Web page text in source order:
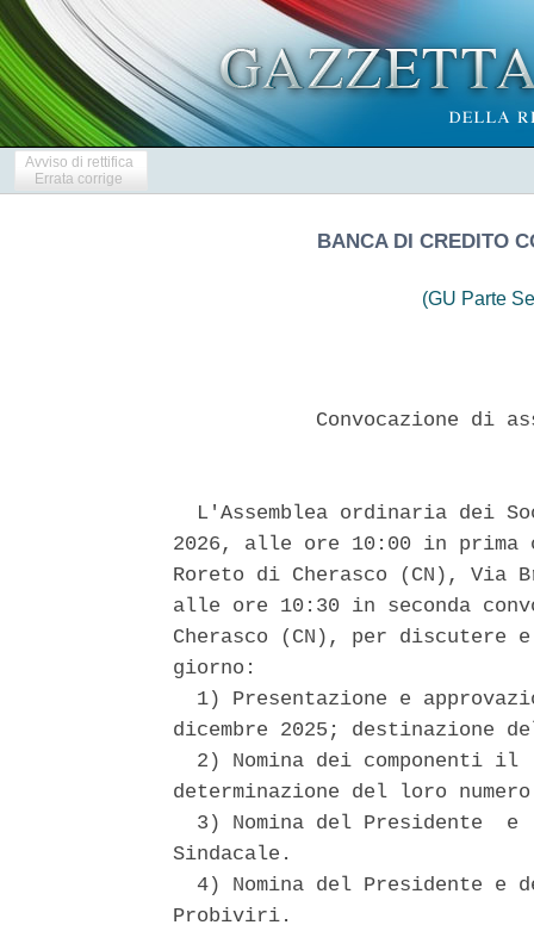
Avviso di rettifica
Errata corrige
BANCA DI CREDITO
(GU Parte
Convocazione di
L'Assemblea ordinaria dei
2026, alle ore 10:00 in prima
Roreto di Cherasco (CN), Via
alle ore 10:30 in seconda
Cherasco (CN), per
giorno:
1) Presentazione e
dicembre 2025;
2) Nomina dei componenti il
determinazione del loro
3) Nomina del Presidente  e
Sindacale.
4) Nomina del Presidente e
Probiviri.